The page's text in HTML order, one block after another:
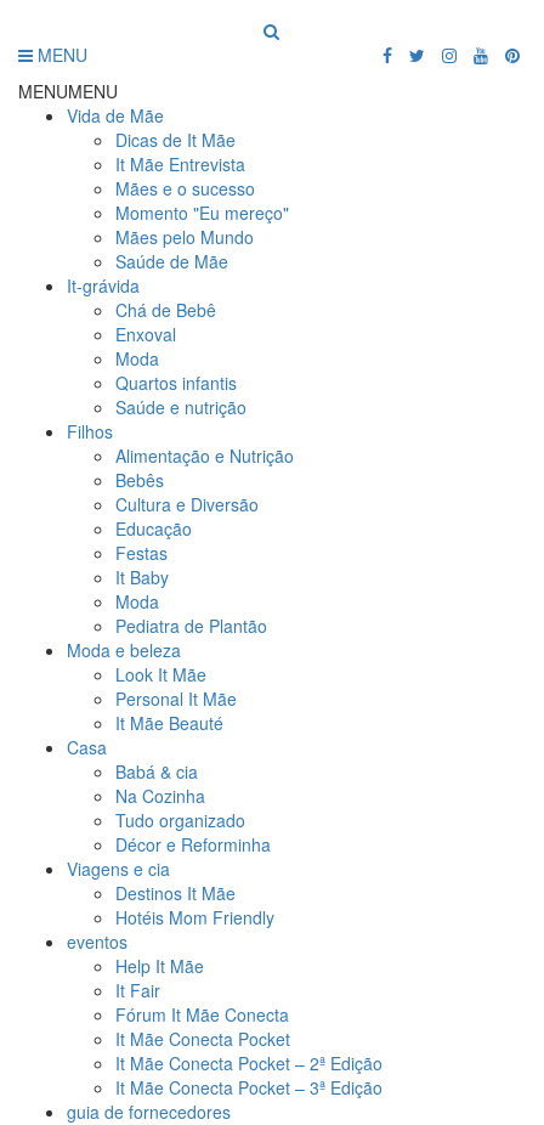
MENU
MENUMENU
Vida de Mãe
Dicas de It Mãe
It Mãe Entrevista
Mães e o sucesso
Momento "Eu mereço"
Mães pelo Mundo
Saúde de Mãe
It-grávida
Chá de Bebê
Enxoval
Moda
Quartos infantis
Saúde e nutrição
Filhos
Alimentação e Nutrição
Bebês
Cultura e Diversão
Educação
Festas
It Baby
Moda
Pediatra de Plantão
Moda e beleza
Look It Mãe
Personal It Mãe
It Mãe Beauté
Casa
Babá & cia
Na Cozinha
Tudo organizado
Décor e Reforminha
Viagens e cia
Destinos It Mãe
Hotéis Mom Friendly
eventos
Help It Mãe
It Fair
Fórum It Mãe Conecta
It Mãe Conecta Pocket
It Mãe Conecta Pocket – 2ª Edição
It Mãe Conecta Pocket – 3ª Edição
guia de fornecedores